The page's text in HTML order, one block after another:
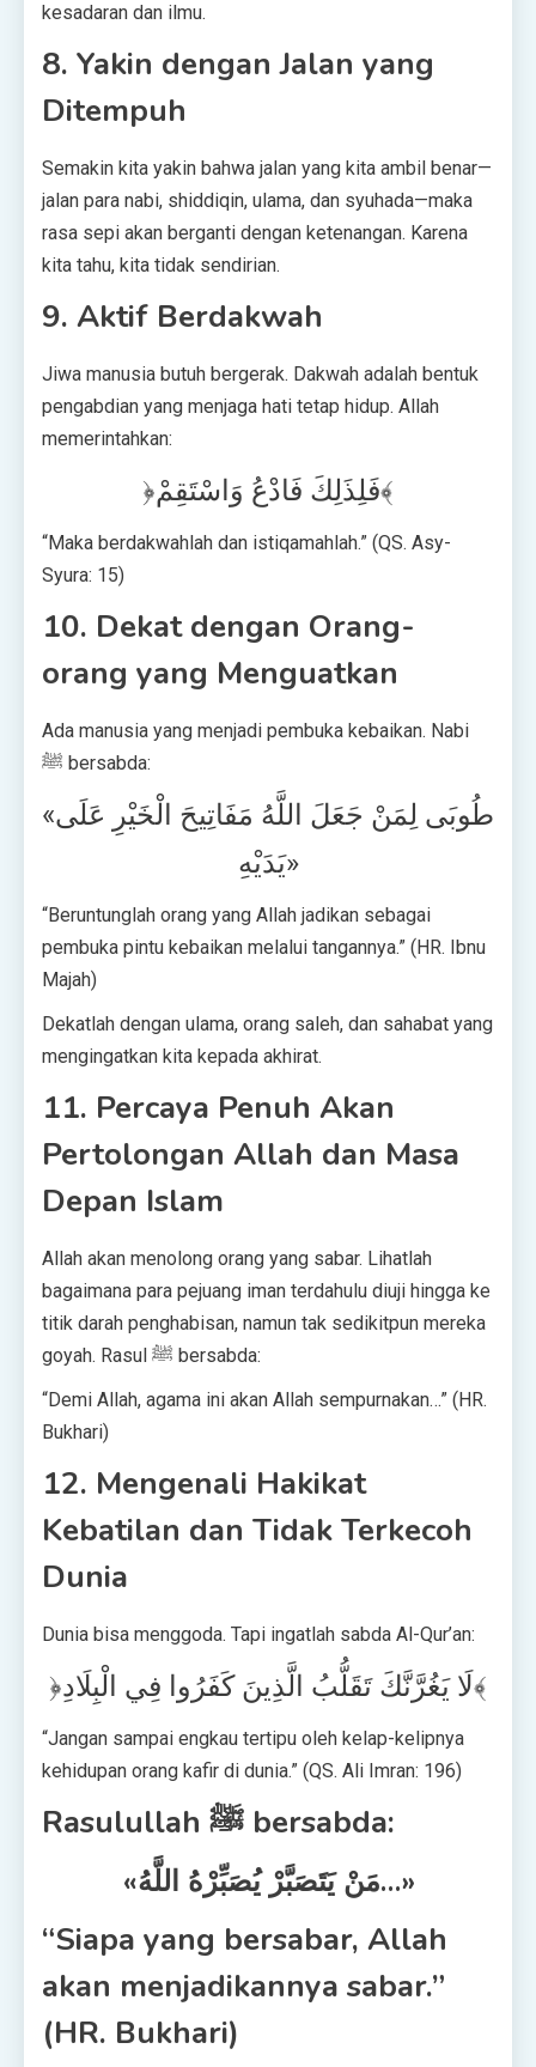
kesadaran dan ilmu.
8. Yakin dengan Jalan yang
Ditempuh
Semakin kita yakin bahwa jalan yang kita ambil benar—
jalan para nabi, shiddiqin, ulama, dan syuhada—maka
rasa sepi akan berganti dengan ketenangan. Karena
kita tahu, kita tidak sendirian.
9. Aktif Berdakwah
Jiwa manusia butuh bergerak. Dakwah adalah bentuk
pengabdian yang menjaga hati tetap hidup. Allah
memerintahkan:
﴿فَلِذَلِكَ فَادْعُ وَاسْتَقِمْ﴾
“Maka berdakwahlah dan istiqamahlah.” (QS. Asy-
Syura: 15)
10. Dekat dengan Orang-
orang yang Menguatkan
Ada manusia yang menjadi pembuka kebaikan. Nabi
ﷺ bersabda:
«طُوبَى لِمَنْ جَعَلَ اللَّهُ مَفَاتِيحَ الْخَيْرِ عَلَى
يَدَيْهِ»
“Beruntunglah orang yang Allah jadikan sebagai
pembuka pintu kebaikan melalui tangannya.” (HR. Ibnu
Majah)
Dekatlah dengan ulama, orang saleh, dan sahabat yang
mengingatkan kita kepada akhirat.
11. Percaya Penuh Akan
Pertolongan Allah dan Masa
Depan Islam
Allah akan menolong orang yang sabar. Lihatlah
bagaimana para pejuang iman terdahulu diuji hingga ke
titik darah penghabisan, namun tak sedikitpun mereka
goyah. Rasul ﷺ bersabda:
“Demi Allah, agama ini akan Allah sempurnakan…” (HR.
Bukhari)
12. Mengenali Hakikat
Kebatilan dan Tidak Terkecoh
Dunia
Dunia bisa menggoda. Tapi ingatlah sabda Al-Qur’an:
﴿لَا يَغُرَّنَّكَ تَقَلُّبُ الَّذِينَ كَفَرُوا فِي الْبِلَادِ﴾
“Jangan sampai engkau tertipu oleh kelap-kelipnya
kehidupan orang kafir di dunia.” (QS. Ali Imran: 196)
Rasulullah ﷺ bersabda:
«مَنْ يَتَصَبَّرْ يُصَبِّرْهُ اللَّهُ…»
“Siapa yang bersabar, Allah
akan menjadikannya sabar.”
(HR. Bukhari)